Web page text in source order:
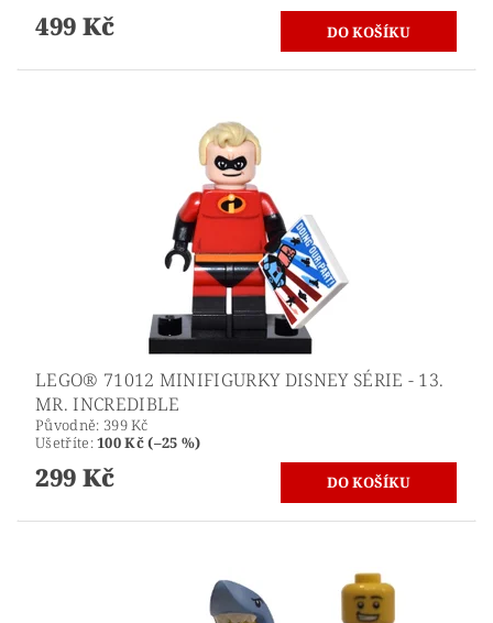
499 Kč
LEGO® 71012 MINIFIGURKY DISNEY SÉRIE - 13.
MR. INCREDIBLE
Původně: 399 Kč
Ušetříte:100 Kč (–25 %)
299 Kč